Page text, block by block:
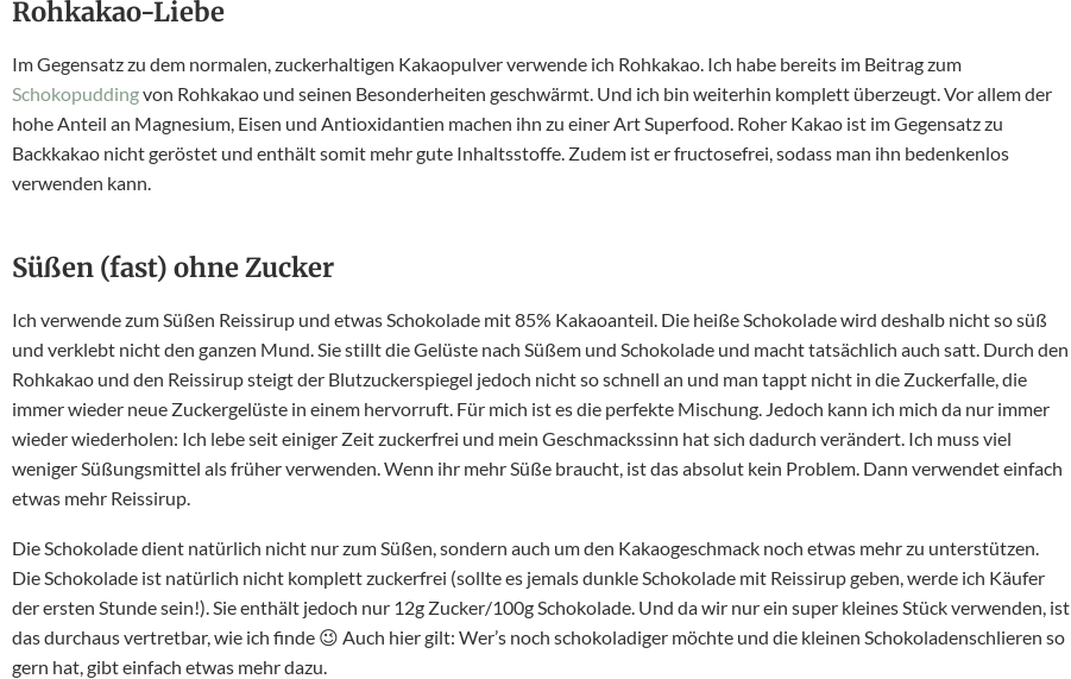
Rohkakao-Liebe
Im Gegensatz zu dem normalen, zuckerhaltigen Kakaopulver verwende ich Rohkakao. Ich habe bereits im Beitrag zum
Schokopuddingvon Rohkakao und seinen Besonderheiten geschwärmt. Und ich bin weiterhin komplett überzeugt. Vor allem der
hohe Anteil an Magnesium, Eisen und Antioxidantien machen ihn zu einer Art Superfood. Roher Kakao ist im Gegensatz zu
Backkakao nicht geröstet und enthält somit mehr gute Inhaltsstoffe. Zudem ist er fructosefrei, sodass man ihn bedenkenlos
verwenden kann.
Süßen (fast) ohne Zucker
Ich verwende zum Süßen Reissirup und etwas Schokolade mit 85% Kakaoanteil. Die heiße Schokolade wird deshalb nicht so süß
und verklebt nicht den ganzen Mund. Sie stillt die Gelüste nach Süßem und Schokolade und macht tatsächlich auch satt. Durch den
Rohkakao und den Reissirup steigt der Blutzuckerspiegel jedoch nicht so schnell an und man tappt nicht in die Zuckerfalle, die
immer wieder neue Zuckergelüste in einem hervorruft. Für mich ist es die perfekte Mischung. Jedoch kann ich mich da nur immer
wieder wiederholen: Ich lebe seit einiger Zeit zuckerfrei und mein Geschmackssinn hat sich dadurch verändert. Ich muss viel
weniger Süßungsmittel als früher verwenden. Wenn ihr mehr Süße braucht, ist das absolut kein Problem. Dann verwendet einfach
etwas mehr Reissirup.
Die Schokolade dient natürlich nicht nur zum Süßen, sondern auch um den Kakaogeschmack noch etwas mehr zu unterstützen.
Die Schokolade ist natürlich nicht komplett zuckerfrei (sollte es jemals dunkle Schokolade mit Reissirup geben, werde ich Käufer
der ersten Stunde sein!). Sie enthält jedoch nur 12g Zucker/100g Schokolade. Und da wir nur ein super kleines Stück verwenden, ist
das durchaus vertretbar, wie ich finde 😉 Auch hier gilt: Wer’s noch schokoladiger möchte und die kleinen Schokoladenschlieren so
gern hat, gibt einfach etwas mehr dazu.